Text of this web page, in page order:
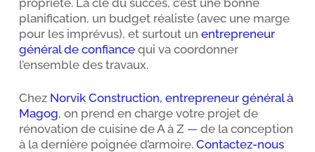
planification, un budget réaliste (avec une marge
pour les imprévus), et surtout un entrepreneur
général de confiancequi va coordonner
l’ensemble des travaux.
Chez Norvik Construction, entrepreneur général à
Magog, on prend en charge votre projet de
rénovation de cuisine de A à Z — de la conception
à la dernière poignée d’armoire. Contactez-nous